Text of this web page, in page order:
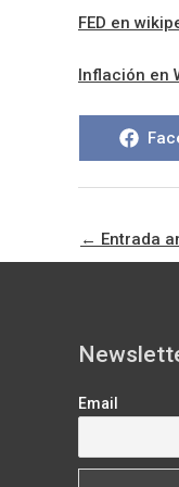
FED en
Inflación en
← Entrada
Email